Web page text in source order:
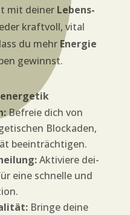
mit dei­ner Lebens­
kraft­voll, vital
du mehr Ener­gie
gewinnst.
Befreie dich von
Blo­cka­den,
beeinträchtigen.
Akti­vie­re dei­
eine schnel­le und
Brin­ge dei­ne